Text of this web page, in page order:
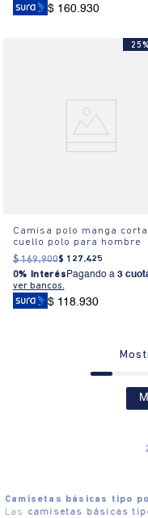
$ 160.930
Camisa polo manga corta
cuello polo para hombre
$ 169.900$ 127.425
0% InterésPagando a 3
ver bancos.
$ 118.930
Camisetas básicas tipo
Las
camisetas básicas